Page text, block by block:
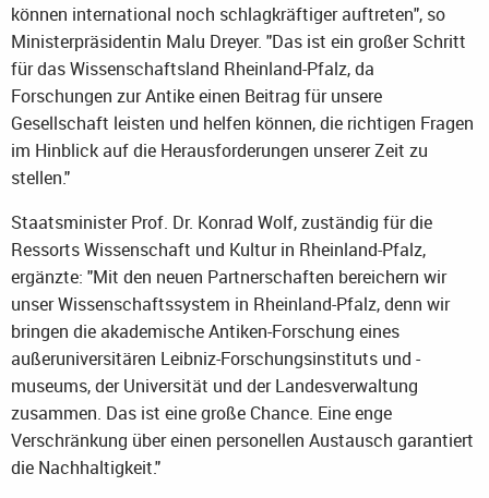
können international noch schlagkräftiger auftreten", so
Ministerpräsidentin Malu Dreyer. "Das ist ein großer Schritt
für das Wissenschaftsland Rheinland-Pfalz, da
Forschungen zur Antike einen Beitrag für unsere
Gesellschaft leisten und helfen können, die richtigen Fragen
im Hinblick auf die Herausforderungen unserer Zeit zu
stellen."
Staatsminister Prof. Dr. Konrad Wolf, zuständig für die
Ressorts Wissenschaft und Kultur in Rheinland-Pfalz,
ergänzte: "Mit den neuen Partnerschaften bereichern wir
unser Wissenschaftssystem in Rheinland-Pfalz, denn wir
bringen die akademische Antiken-Forschung eines
außeruniversitären Leibniz-Forschungsinstituts und -
museums, der Universität und der Landesverwaltung
zusammen. Das ist eine große Chance. Eine enge
Verschränkung über einen personellen Austausch garantiert
die Nachhaltigkeit."